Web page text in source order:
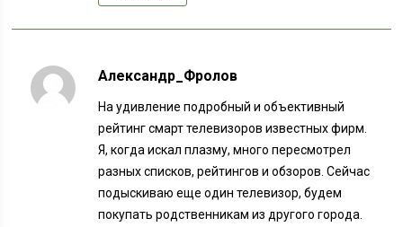
Александр_Фролов
На удивление подробный и объективный
рейтинг смарт телевизоров известных фирм.
Я, когда искал плазму, много пересмотрел
разных списков, рейтингов и обзоров. Сейчас
подыскиваю еще один телевизор, будем
покупать родственникам из другого города.